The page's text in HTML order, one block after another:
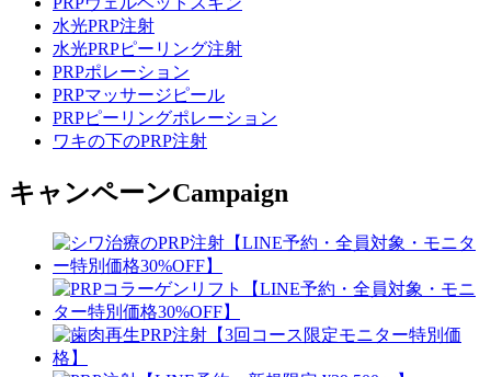
水光PRP注射
水光PRPピーリング注射
PRPポレーション
PRPマッサージピール
PRPピーリングポレーション
ワキの下のPRP注射
キャンペーンCampaign